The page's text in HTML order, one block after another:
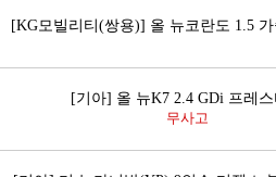
[KG모빌리티(쌍용)] 올 뉴코란도 1.5
[기아] 올 뉴K7 2.4 GDi 프레
무사고